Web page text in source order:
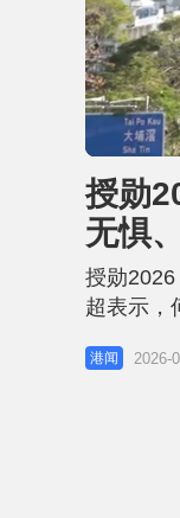
n
t
e
授勋
无惧
授勋
超表示，
拯救他
勋章。
港闻 2026-